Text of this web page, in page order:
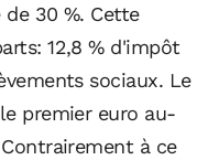
30 %. Cette
12,8 % d'impôt
sociaux. Le
premier euro au-
à ce